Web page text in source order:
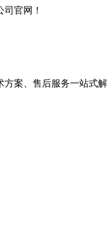
官网！
方案、售后服务一站式解